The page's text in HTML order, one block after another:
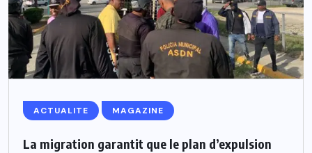
ACTUALITE MAGAZINE
La migration garantit que le plan d’expulsion